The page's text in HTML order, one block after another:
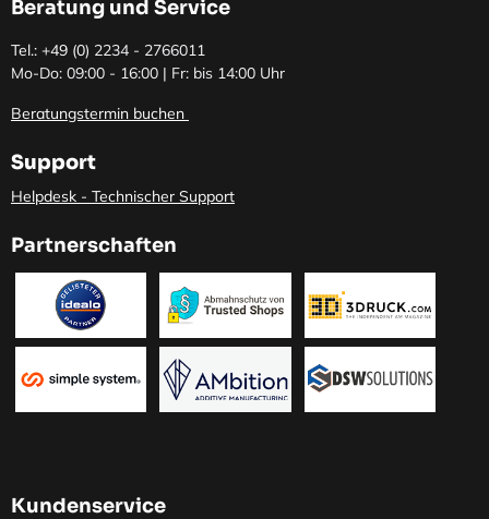
Beratung und Service
Tel.: +49 (0) 2234 - 2766011
Mo-Do: 09:00 - 16:00 | Fr: bis 14:00 Uhr
Beratungstermin buchen
Support
Helpdesk - Technischer Support
Partnerschaften
Kundenservice